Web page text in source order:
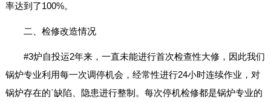
率达到了100%。
二、检修改造情况
#3炉自投运2年来，一直未能进行首次检查性大修，因此我们
锅炉专业利用每一次调停机会，经常性进行24小时连续作业，对
锅炉存在的`缺陷、隐患进行整制。每次停机检修都是锅炉专业的